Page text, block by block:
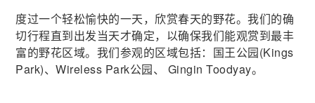
度过一个轻松愉快的一天，欣赏春天的野花。我们的确
切行程直到出发当天才确定，以确保我们能观赏到最丰
富的野花区域。我们参观的区域包括：国王公园(Kings
Park)、Wireless Park公园、 Gingin Toodyay。